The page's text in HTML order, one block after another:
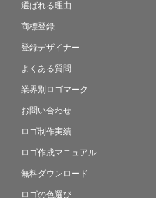
選ばれる理由
商標登録
登録デザイナー
よくある質問
業界別ロゴマーク
お問い合わせ
ロゴ制作実績
ロゴ作成マニュアル
無料ダウンロード
ロゴの色選び